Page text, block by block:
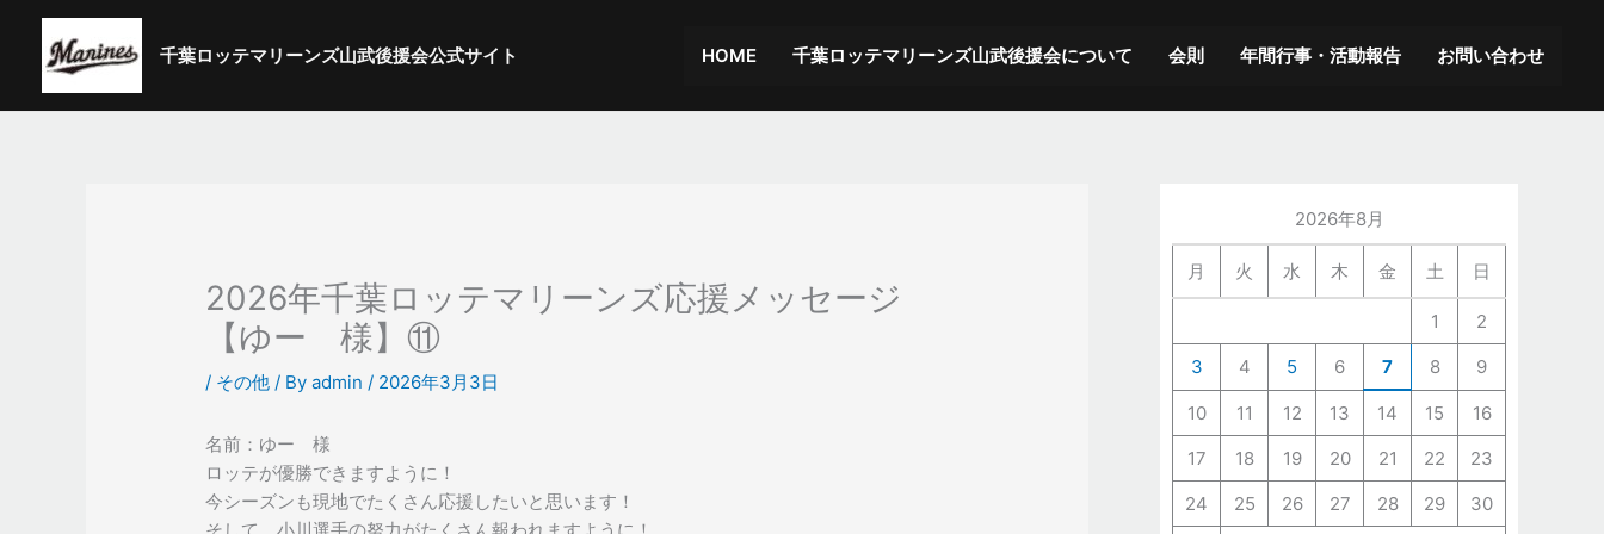
千葉ロッテマリーンズ山武後援会公式サイト HOME 千葉ロッテマリーンズ山武後援会について 会則 年間行事・活動報告 お問い合わせ
2026年千葉ロッテマリーンズ応援メッセージ
【ゆー 様】⑪
/ その他 / Byadmin/ 2026年3月3日
名前：ゆー 様
ロッテが優勝できますように！
今シーズンも現地でたくさん応援したいと思います！
2026年8月
月 火 水 木 金 土 日
1
2
3
4 5 6 7 8 9
10 11 12 13 14 15
16
17
18 19 20 21 22
23
24
25 26 27 28 29 30
ー